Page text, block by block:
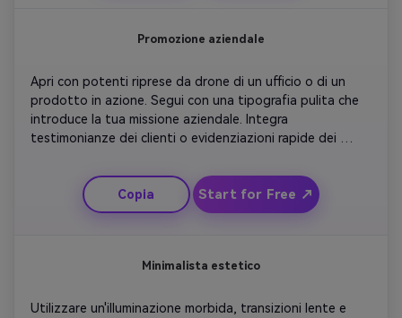
Promozione aziendale
Apri con potenti riprese da drone di un ufficio o di un
prodotto in azione. Segui con una tipografia pulita che
introduce la tua missione aziendale. Integra
testimonianze dei clienti o evidenziazioni rapide dei
professionale per mantenere l'autorità del marchio. Finisci
con il tuo logo animato sopra lo slogan 'Innovate,
Connect, Grow'. Questo suggerimento si adatta ai
Copia Start for Free ↗
Minimalista estetico
Utilizzare un'illuminazione morbida, transizioni lente e